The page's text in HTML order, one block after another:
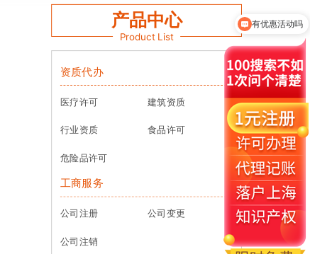
产品中心
Product List
资质代办
医疗许可 建筑资质
行业资质 食品许可
危险品许可
工商服务
公司注册 公司变更
公司注销
有优惠活动吗